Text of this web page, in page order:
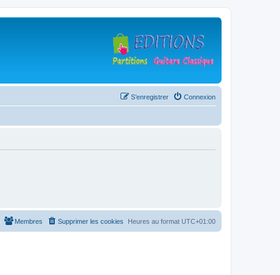
Connexion
S’enregistrer
Heures au format UTC+01:00
Supprimer les cookies
Membres